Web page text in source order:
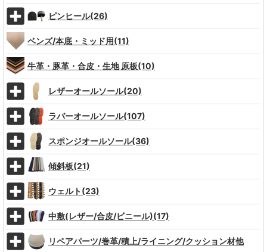
ピンヒール(26)
ベンズ/本底・ミッド用(11)
牛革・豚革・合皮・生地 原板(10)
レザーオールソール(20)
ラバーオールソール(107)
スポンジオールソール(36)
傾斜板(21)
ウェルト(23)
中敷(レザー/合皮/ビニール)(17)
リペアパーツ/巻革/積上/ライニング/クッション材他